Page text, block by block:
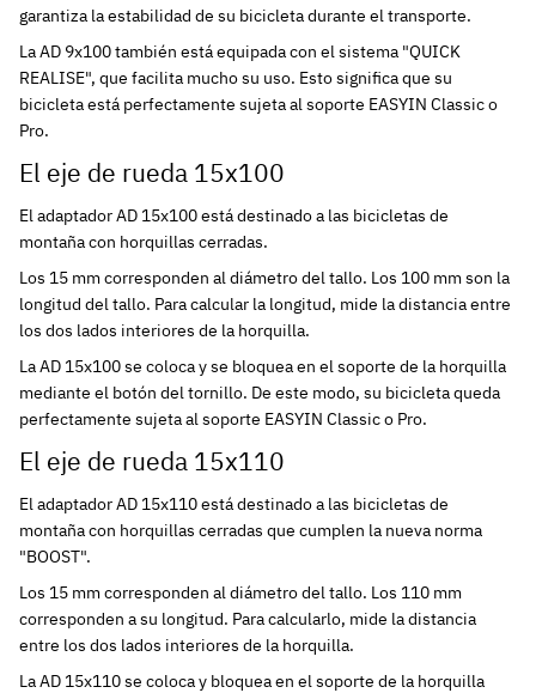
garantiza la estabilidad de su bicicleta durante el transporte.
La AD 9x100 también está equipada con el sistema "QUICK
REALISE", que facilita mucho su uso. Esto significa que su
bicicleta está perfectamente sujeta al soporte EASYIN Classic o
Pro.
El eje de rueda 15x100
El adaptador AD 15x100 está destinado a las bicicletas de
montaña con horquillas cerradas.
Los 15 mm corresponden al diámetro del tallo. Los 100 mm son la
longitud del tallo. Para calcular la longitud, mide la distancia entre
los dos lados interiores de la horquilla.
La AD 15x100 se coloca y se bloquea en el soporte de la horquilla
mediante el botón del tornillo. De este modo, su bicicleta queda
perfectamente sujeta al soporte EASYIN Classic o Pro.
El eje de rueda 15x110
El adaptador AD 15x110 está destinado a las bicicletas de
montaña con horquillas cerradas que cumplen la nueva norma
"BOOST".
Los 15 mm corresponden al diámetro del tallo. Los 110 mm
corresponden a su longitud. Para calcularlo, mide la distancia
entre los dos lados interiores de la horquilla.
La AD 15x110 se coloca y bloquea en el soporte de la horquilla